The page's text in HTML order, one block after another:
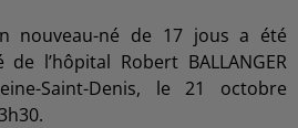
nouveau-né de 17 jous a été
l’hôpital Robert BALLANGER
Saint-Denis, le 21 octobre